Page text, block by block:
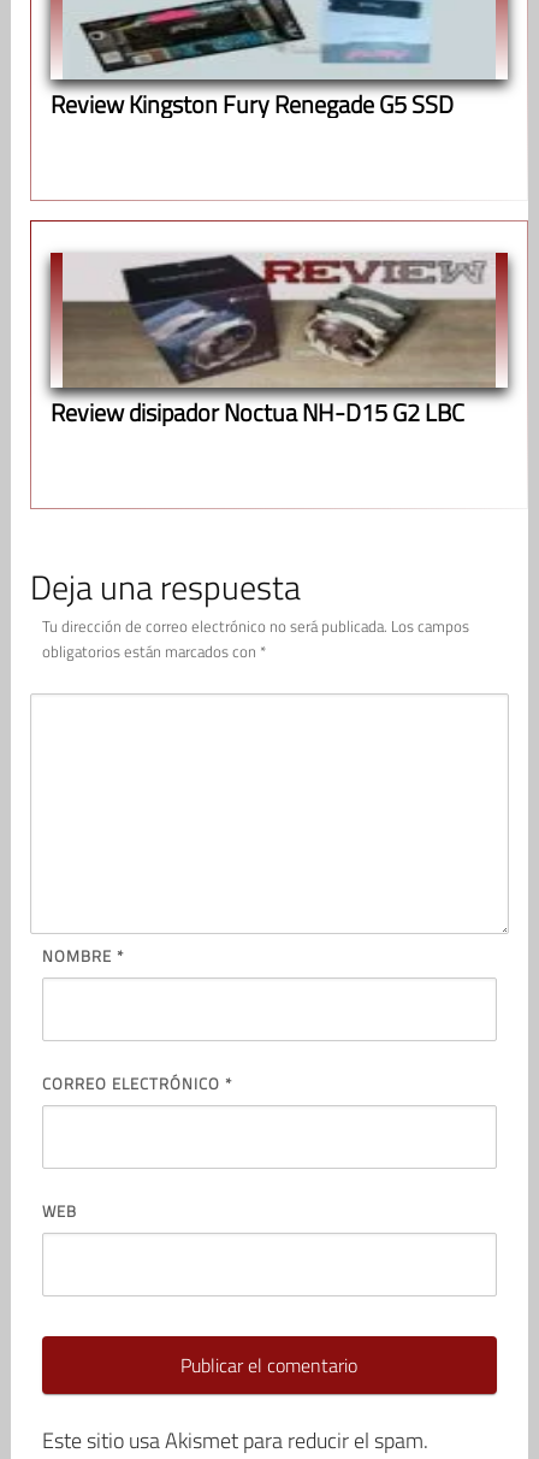
Review Kingston Fury Renegade G5 SSD
Review disipador Noctua NH-D15 G2 LBC
Deja una respuesta
Tu dirección de correo electrónico no será publicada. Los campos
obligatorios están marcados con *
NOMBRE *
CORREO ELECTRÓNICO *
WEB
Este sitio usa Akismet para reducir el spam.